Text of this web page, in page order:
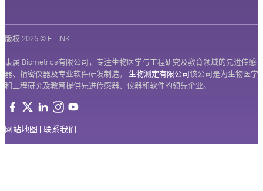
版权 2026 © E-LINK
隶属 Biometrics有限公司，专注生物医学与工程研究及教育领域的先进传感
器、精密仪器及专业软件研发制造。 生物测定有限公司该公司是为生物医学
和工程研究及教育提供先进传感器、仪器和软件的领先企业。
网站地图 联系我们